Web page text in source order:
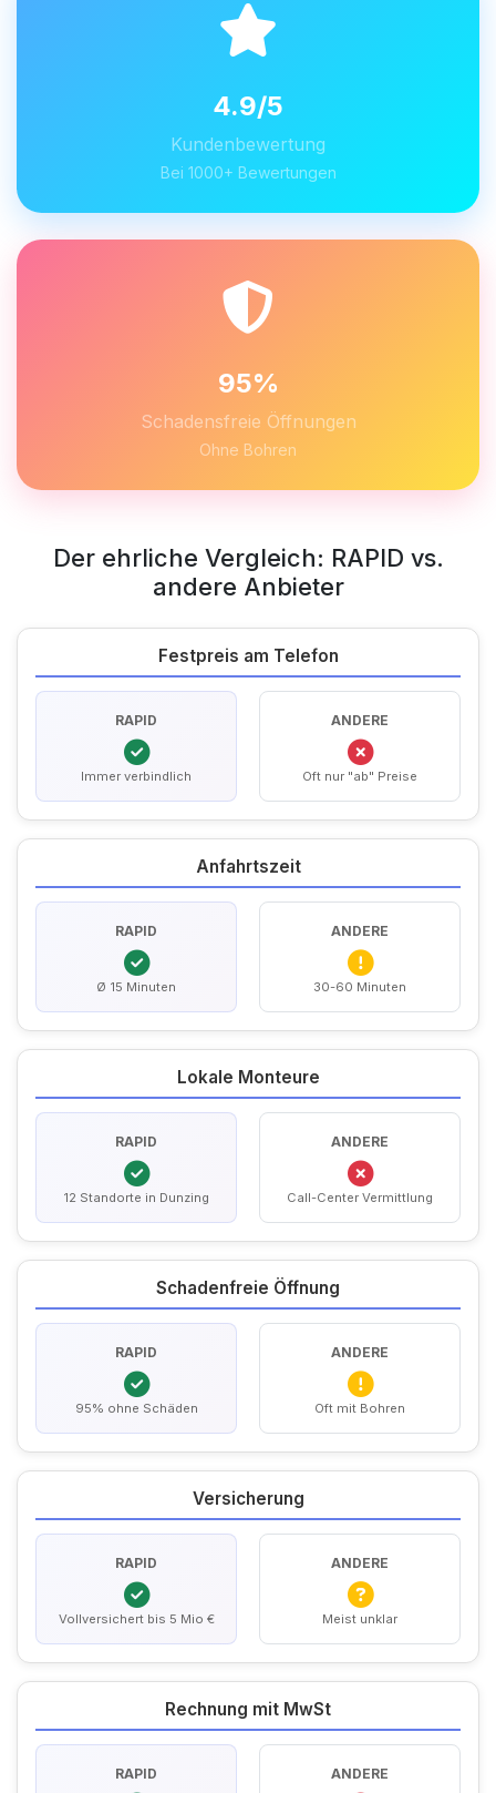
4.9/5
Kundenbewertung
Bei 1000+ Bewertungen
95%
Schadensfreie Öffnungen
Ohne Bohren
Der ehrliche Vergleich: RAPID vs.
andere Anbieter
Festpreis am Telefon
RAPID
Immer verbindlich
ANDERE
Oft nur "ab" Preise
Anfahrtszeit
RAPID
Ø 15 Minuten
ANDERE
30-60 Minuten
Lokale Monteure
RAPID
12 Standorte in Dunzing
ANDERE
Call-Center Vermittlung
Schadenfreie Öffnung
RAPID
95% ohne Schäden
ANDERE
Oft mit Bohren
Versicherung
RAPID
Vollversichert bis 5 Mio €
ANDERE
Meist unklar
Rechnung mit MwSt
RAPID ANDERE